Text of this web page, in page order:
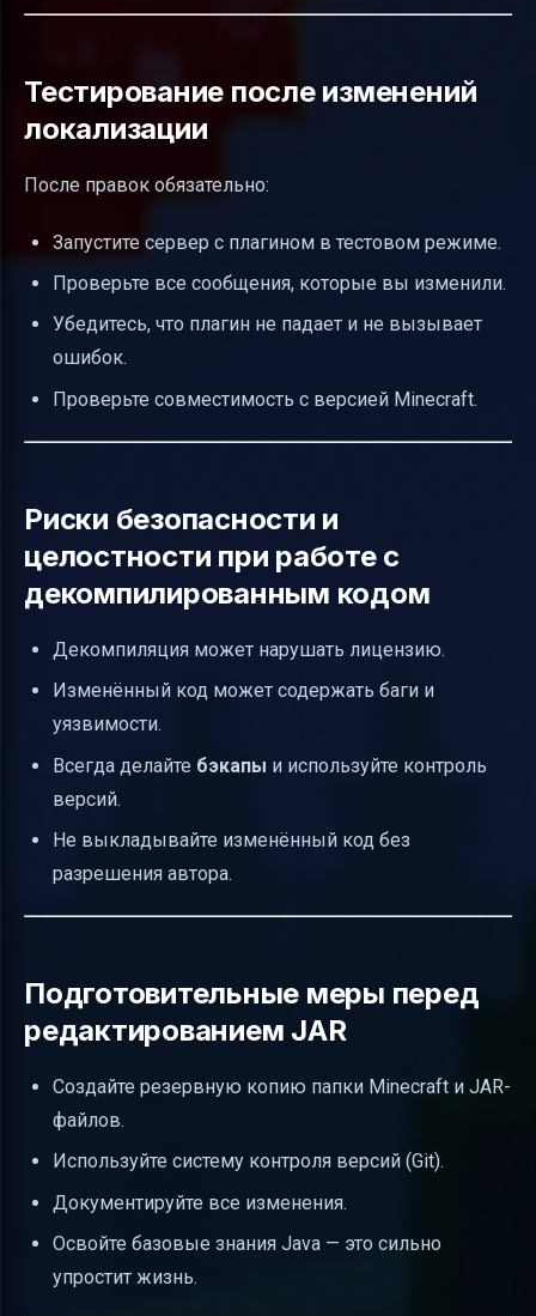
Тестирование после изменений
локализации
После правок обязательно:
Запустите сервер с плагином в тестовом режиме.
Проверьте все сообщения, которые вы изменили.
Убедитесь, что плагин не падает и не вызывает
ошибок.
Проверьте совместимость с версией Minecraft.
Риски безопасности и
целостности при работе с
декомпилированным кодом
Декомпиляция может нарушать лицензию.
Изменённый код может содержать баги и
уязвимости.
Всегда делайте бэкапы и используйте контроль
версий.
Не выкладывайте изменённый код без
разрешения автора.
Подготовительные меры перед
редактированием JAR
Создайте резервную копию папки Minecraft и JAR-
файлов.
Используйте систему контроля версий (Git).
Документируйте все изменения.
Освойте базовые знания Java — это сильно
упростит жизнь.